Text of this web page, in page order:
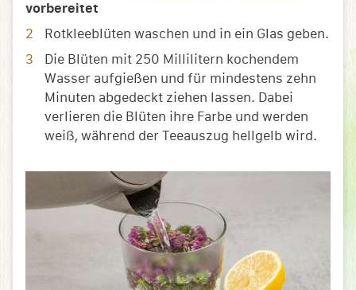
vorbereitet
Rotkleeblüten waschen und in ein Glas geben.
Die Blüten mit 250 Millilitern kochendem
Wasser aufgießen und für mindestens zehn
Minuten abgedeckt ziehen lassen. Dabei
verlieren die Blüten ihre Farbe und werden
weiß, während der Teeauszug hellgelb wird.